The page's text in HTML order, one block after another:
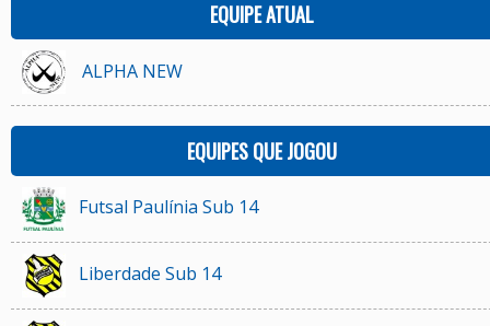
EQUIPE ATUAL
ALPHA NEW
EQUIPES QUE JOGOU
Futsal Paulínia Sub 14
Liberdade Sub 14